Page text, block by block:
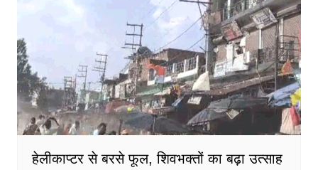
हेलीकाप्टर से बरसे फूल, शिवभक्तों का बढ़ा उत्साह